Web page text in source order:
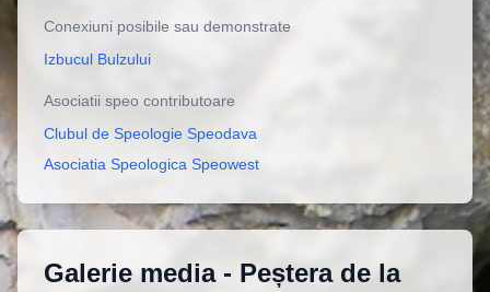
Conexiuni posibile sau demonstrate
Izbucul Bulzului
Asociatii speo contributoare
Clubul de Speologie Speodava
Asociatia Speologica Speowest
Galerie media - Peștera de la